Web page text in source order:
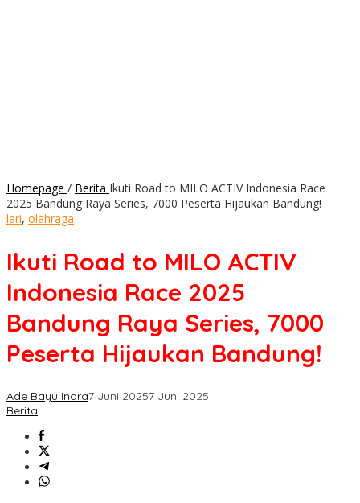
Homepage / Berita Ikuti Road to MILO ACTIV Indonesia Race
2025 Bandung Raya Series, 7000 Peserta Hijaukan Bandung!
lari, olahraga
Ikuti Road to MILO ACTIV
Indonesia Race 2025
Bandung Raya Series, 7000
Peserta Hijaukan Bandung!
Ade Bayu Indra7 Juni 20257 Juni 2025
Berita